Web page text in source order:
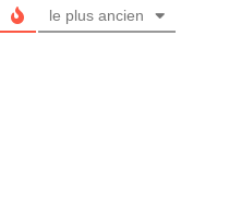
le plus ancien